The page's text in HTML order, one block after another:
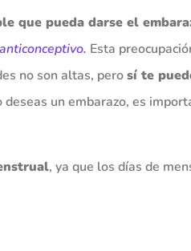
que pueda darse el
. Esta
no son altas, perosí te
un embarazo, es
, ya que los días de